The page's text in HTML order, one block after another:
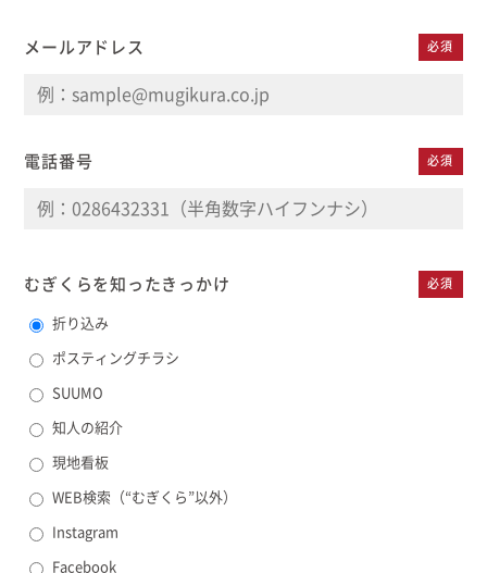
メールアドレス 必須
電話番号 必須
むぎくらを知ったきっかけ 必須
折り込み
ポスティングチラシ
SUUMO
知人の紹介
現地看板
WEB検索（“むぎくら”以外）
Instagram
Facebook